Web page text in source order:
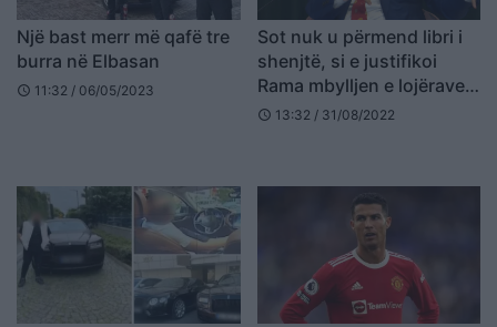
Një bast merr më qafë tre
burra në Elbasan
schedule 11:32 / 06/05/2023
Sot nuk u përmend libri i
shenjtë, si e justifikoi
Rama mbylljen e lojërave
të fatit para 4 vitesh
schedule 13:32 / 31/08/2022